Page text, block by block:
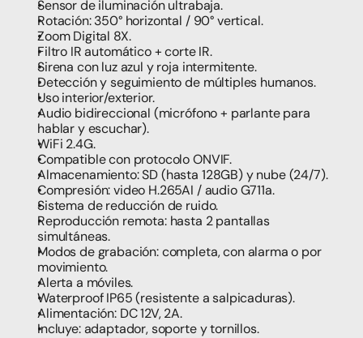
Sensor de iluminación ultrabaja.
Rotación: 350° horizontal / 90° vertical.
Zoom Digital 8X.
Filtro IR automático + corte IR.
Sirena con luz azul y roja intermitente.
Detección y seguimiento de múltiples humanos.
Uso interior/exterior.
Audio bidireccional (micrófono + parlante para
hablar y escuchar).
WiFi 2.4G.
Compatible con protocolo ONVIF.
Almacenamiento: SD (hasta 128GB) y nube (24/7).
Compresión: video H.265AI / audio G711a.
Sistema de reducción de ruido.
Reproducción remota: hasta 2 pantallas
simultáneas.
Modos de grabación: completa, con alarma o por
movimiento.
Alerta a móviles.
Waterproof IP65 (resistente a salpicaduras).
Alimentación: DC 12V, 2A.
Incluye: adaptador, soporte y tornillos.